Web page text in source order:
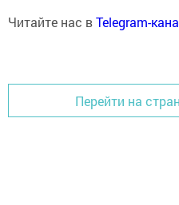
Читайте нас вTelegram-
Перейти на